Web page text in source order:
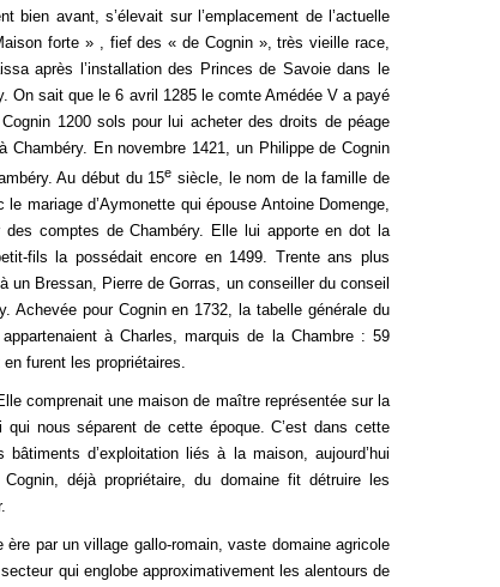
bien avant, s’élevait sur l’emplacement de l’actuelle
forte » , fief des « de Cognin », très vieille race,
après l’installation des Princes de Savoie dans le
On sait que le 6 avril 1285 le comte Amédée V a payé
1200 sols pour lui acheter des droits de péage
Chambéry. En novembre 1421, un Philippe de Cognin
Au début du 15e siècle, le nom de la famille de
le mariage d’Aymonette qui épouse Antoine Domenge,
comptes de Chambéry. Elle lui apporte en dot la
fils la possédait encore en 1499. Trente ans plus
un Bressan, Pierre de Gorras, un conseiller du conseil
Achevée pour Cognin en 1732, la tabelle générale du
à Charles, marquis de la Chambre : 59
furent les propriétaires.
une maison de maître représentée sur la
nous séparent de cette époque. C’est dans cette
d’exploitation liés à la maison, aujourd’hui
déjà propriétaire, du domaine fit détruire les
un village gallo-romain, vaste domaine agricole
qui englobe approximativement les alentours de